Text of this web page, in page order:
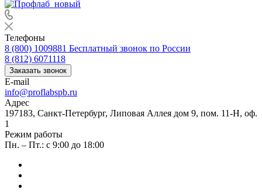
Телефоны
8 (800) 1009881 Бесплатный звонок по России
8 (812) 6071118
Заказать звонок
E-mail
info@proflabspb.ru
Адрес
197183, Санкт-Петербург, Липовая Аллея дом 9, пом. 11-Н, оф.
1
Режим работы
Пн. – Пт.: с 9:00 до 18:00